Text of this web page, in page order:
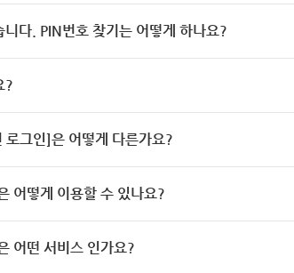
니다. PIN번호 찾기는 어떻게 하나요?
?
그인]은 어떻게 다른가요?
어떻게 이용할 수 있나요?
어떤 서비스 인가요?